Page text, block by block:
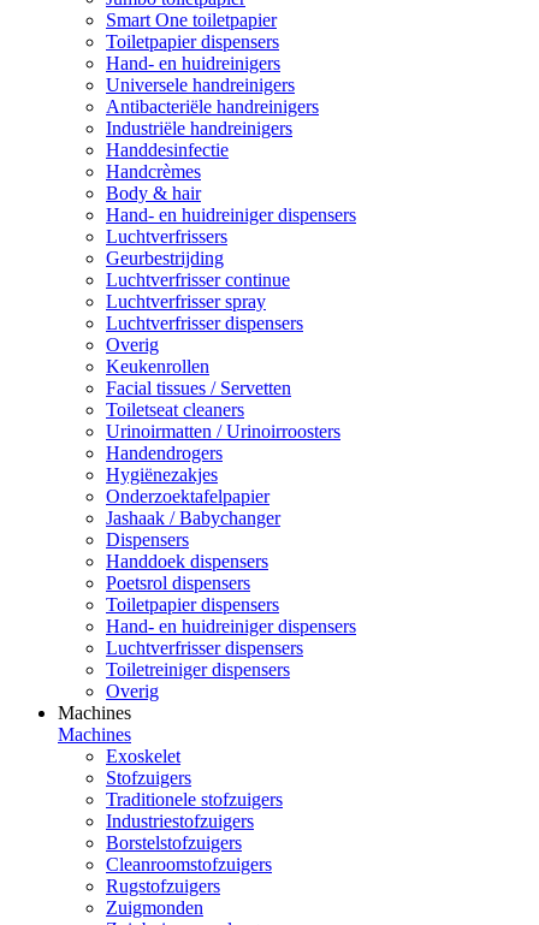
Smart One toiletpapier
Toiletpapier dispensers
Hand- en huidreinigers
Universele handreinigers
Antibacteriële handreinigers
Industriële handreinigers
Handdesinfectie
Handcrèmes
Body & hair
Hand- en huidreiniger dispensers
Luchtverfrissers
Geurbestrijding
Luchtverfrisser continue
Luchtverfrisser spray
Luchtverfrisser dispensers
Overig
Keukenrollen
Facial tissues / Servetten
Toiletseat cleaners
Urinoirmatten / Urinoirroosters
Handendrogers
Hygiënezakjes
Onderzoektafelpapier
Jashaak / Babychanger
Dispensers
Handdoek dispensers
Poetsrol dispensers
Toiletpapier dispensers
Hand- en huidreiniger dispensers
Luchtverfrisser dispensers
Toiletreiniger dispensers
Overig
Machines
Machines
Exoskelet
Stofzuigers
Traditionele stofzuigers
Industriestofzuigers
Borstelstofzuigers
Cleanroomstofzuigers
Rugstofzuigers
Zuigmonden